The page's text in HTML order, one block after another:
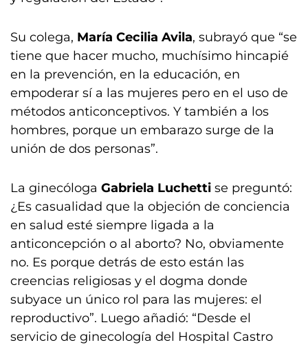
Su colega, María Cecilia Avila, subrayó que “se
tiene que hacer mucho, muchísimo hincapié
en la prevención, en la educación, en
empoderar sí a las mujeres pero en el uso de
métodos anticonceptivos. Y también a los
hombres, porque un embarazo surge de la
unión de dos personas”.
La ginecóloga Gabriela Luchetti se preguntó:
¿Es casualidad que la objeción de conciencia
en salud esté siempre ligada a la
anticoncepción o al aborto? No, obviamente
no. Es porque detrás de esto están las
creencias religiosas y el dogma donde
subyace un único rol para las mujeres: el
reproductivo”. Luego añadió: “Desde el
servicio de ginecología del Hospital Castro